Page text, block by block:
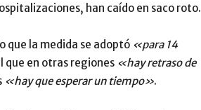
han caído en saco roto.
que la medida se adoptó «para 14
que en otras regiones «hay retraso de
«hay que esperar un tiempo».